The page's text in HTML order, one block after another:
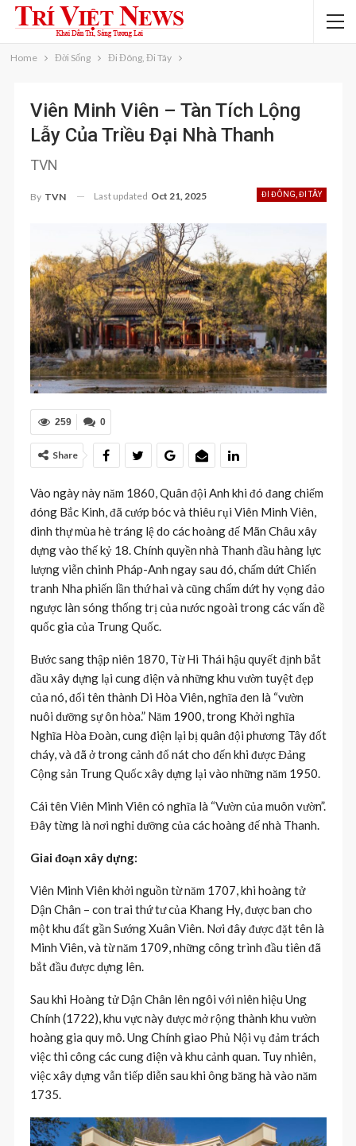
Home Đời Sống Đi Đông, Đi Tây
Viên Minh Viên – Tàn Tích Lộng
Lẫy Của Triều Đại Nhà Thanh
TVN
ĐI ĐÔNG, ĐI TÂY
By TVN Last updated Oct 21, 2025
0
259
Share
Vào ngày này năm 1860, Quân đội Anh khi đó đang chiếm
đóng Bắc Kinh, đã cướp bóc và thiêu rụi Viên Minh Viên,
dinh thự mùa hè tráng lệ do các hoàng đế Mãn Châu xây
dựng vào thế kỷ 18. Chính quyền nhà Thanh đầu hàng lực
lượng viễn chinh Pháp-Anh ngay sau đó, chấm dứt Chiến
tranh Nha phiến lần thứ hai và cũng chấm dứt hy vọng đảo
ngược làn sóng thống trị của nước ngoài trong các vấn đề
quốc gia của Trung Quốc.
Bước sang thập niên 1870, Từ Hi Thái hậu quyết định bắt
đầu xây dựng lại cung điện và những khu vườn tuyệt đẹp
của nó, đổi tên thành Di Hòa Viên, nghĩa đen là “vườn
nuôi dưỡng sự ôn hòa.” Năm 1900, trong Khởi nghĩa
Nghĩa Hòa Đoàn, cung điện lại bị quân đội phương Tây đốt
cháy, và đã ở trong cảnh đổ nát cho đến khi được Đảng
Cộng sản Trung Quốc xây dựng lại vào những năm 1950.
Cái tên Viên Minh Viên có nghĩa là “Vườn của muôn vườn”.
Đây từng là nơi nghỉ dưỡng của các hoàng đế nhà Thanh.
Giai đoạn xây dựng:
Viên Minh Viên khởi nguồn từ năm 1707, khi hoàng tử
Dận Chân – con trai thứ tư của Khang Hy, được ban cho
một khu đất gần Sướng Xuân Viên. Nơi đây được đặt tên là
Minh Viên, và từ năm 1709, những công trình đầu tiên đã
bắt đầu được dựng lên.
Sau khi Hoàng tử Dận Chân lên ngôi với niên hiệu Ung
Chính (1722), khu vực này được mở rộng thành khu vườn
hoàng gia quy mô. Ung Chính giao Phủ Nội vụ đảm trách
việc thi công các cung điện và khu cảnh quan. Tuy nhiên,
việc xây dựng vẫn tiếp diễn sau khi ông băng hà vào năm
1735.